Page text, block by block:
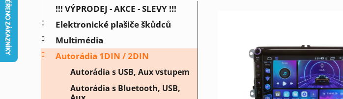
o
s
t
r
Přeskočit
t
e
g
o
!!! VÝPRODEJ - AKCE - SLEVY !!!
Elektronické plašiče škůdců
Multimédia
Autorádia 1DIN / 2DIN
Autorádia s USB, Aux vstupem
Autorádia s Bluetooth, USB,